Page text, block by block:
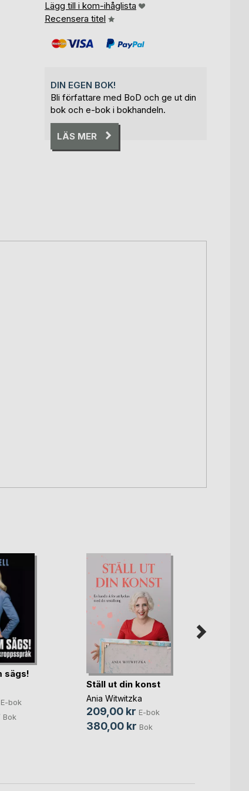
Lägg till i kom-ihåglista
Recensera titel
DIN EGEN BOK!
Bli författare med BoD och ge ut din
bok och e-bok i bokhandeln.
LÄS MER
sägs!
E-bok
Bok
Ställ ut din konst
Ania Witwitzka
209,00 kr E-bok
380,00 kr Bok